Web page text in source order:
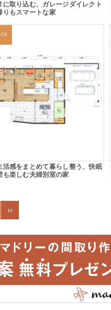
に取り込む、ガレージダイレクト
りもスマートな家
活感をまとめて暮らし整う、快眠
も楽しむ夫婦別室の家
››